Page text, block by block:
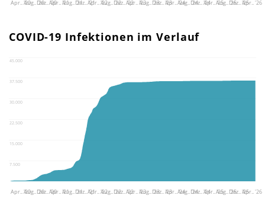
Apr.. '20Aug.. '20Dez.. '20Apr.. '21Aug.. '21Dez.. '21Apr.. '22Aug.. '22Dez.. '22Apr.. '23Aug.. '23Dez.. '23Apr.. '24Aug.. '24Dez.. '24Apr.. '25Aug.. '25Dez.. '25Apr.. '26
COVID-19 Infektionen im Verlauf
7.500
15.000
22.500
30.000
37.500
45.000
Apr.. '20Aug.. '20Dez.. '20Apr.. '21Aug.. '21Dez.. '21Apr.. '22Aug.. '22Dez.. '22Apr.. '23Aug.. '23Dez.. '23Apr.. '24Aug.. '24Dez.. '24Apr.. '25Aug.. '25Dez.. '25Apr.. '26